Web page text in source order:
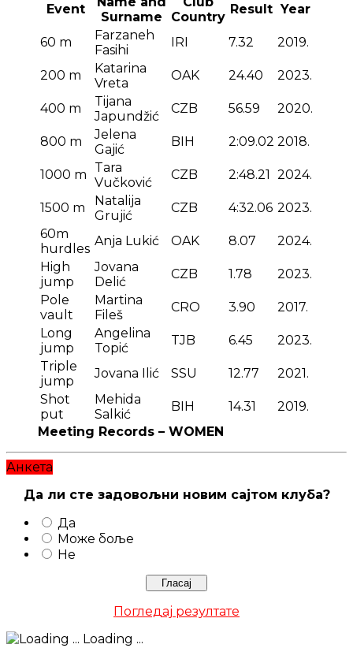
Event
Surname
Country
Result Year
60 m
Farzaneh
Fasihi
IRI 7.32 2019.
200 m
Katarina
Vreta
OAK 24.40 2023.
400 m
Tijana
Japundžić
CZB 56.59 2020.
800 m
Jelena
Gajić
BIH 2:09.02 2018.
1000 m
Tara
Vučković
CZB 2:48.21 2024.
1500 m
Natalija
Grujić
CZB 4:32.06 2023.
60m
hurdles
Anja Lukić OAK 8.07
2024.
High
jump
Jovana
Delić
CZB 1.78
2023.
Pole
vault
Martina
Fileš
CRO 3.90
2017.
Long
jump
Angelina
Topić
TJB 6.45
2023.
Triple
jump
Jovana Ilić SSU 12.77
2021.
Shot
put
Mehida
Salkić
BIH 14.31
2019.
Meeting Records – WOMEN
Анкета
Да ли сте задовољни новим сајтом клуба?
Да
Може боље
Не
Погледај резултате
Loading ...